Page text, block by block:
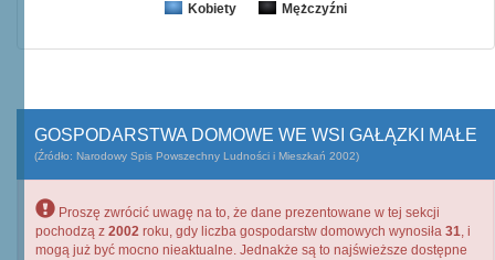
Kobiety Mężczyźni
GOSPODARSTWA DOMOWE WE WSI GAŁĄZKI MAŁE
(Źródło: Narodowy Spis Powszechny Ludności i Mieszkań 2002)
Proszę zwrócić uwagę na to, że dane prezentowane w tej sekcji
pochodzą z 2002 roku, gdy liczba gospodarstw domowych wynosiła 31, i
mogą już być mocno nieaktualne. Jednakże są to najświeższe dostępne